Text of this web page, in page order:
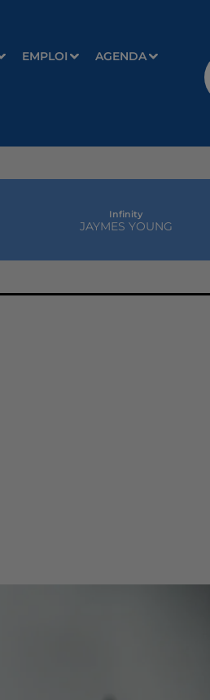
EMPLOI AGENDA
Infinity
JAYMES YOUNG